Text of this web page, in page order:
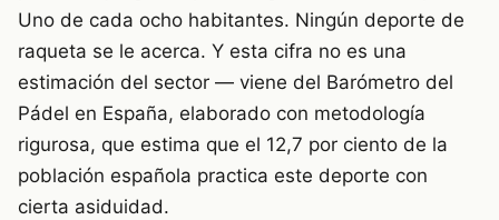
Uno de cada ocho habitantes. Ningún deporte de
raqueta se le acerca. Y esta cifra no es una
estimación del sector — viene del Barómetro del
Pádel en España, elaborado con metodología
rigurosa, que estima que el 12,7 por ciento de la
población española practica este deporte con
cierta asiduidad.